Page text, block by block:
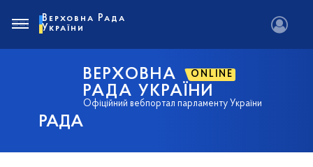
РАДА
ВЕРХОВНА ONLINE
РАДА УКРАЇНИ
Офіційний вебпортал парламенту України
Верховна Рада
України